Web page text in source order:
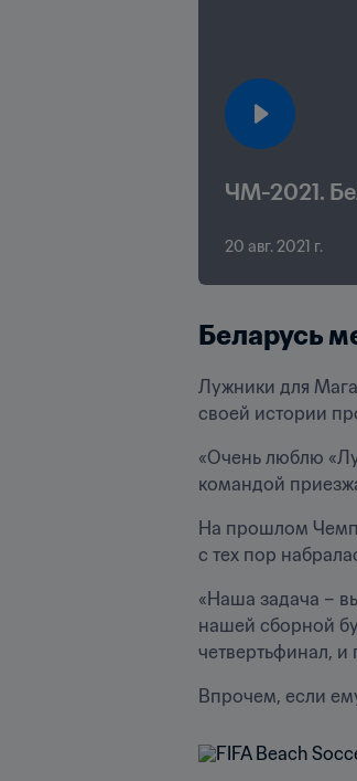
ЧМ-2021.
20 авг. 2021 г.
Беларусь
Лужники для
своей истории
«Очень люблю
командой
На прошлом
с тех пор
«Наша задача –
нашей сборной
четвертьфинал,
Впрочем, если